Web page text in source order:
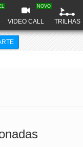
VIDEO CALL
NOVO
TRILHAS